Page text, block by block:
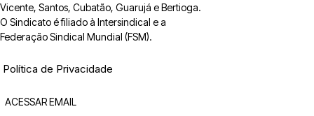
Vicente, Santos, Cubatão, Guarujá e Bertioga.
O Sindicato é filiado à Intersindical e a
Federação Sindical Mundial (FSM).
Política de Privacidade
ACESSAR EMAIL